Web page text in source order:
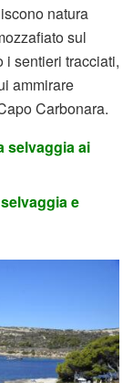
natura
sul
sentieri tracciati,
ammirare
Carbonara.
selvaggia ai
e